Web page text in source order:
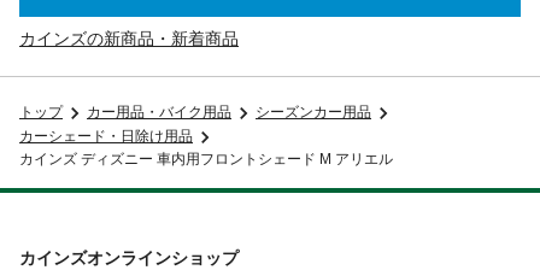
カインズの新商品・新着商品
トップ カー用品・バイク用品
シーズンカー用品
カーシェード・日除け用品
カインズ ディズニー 車内用フロントシェード M アリエル
カインズオンラインショップ